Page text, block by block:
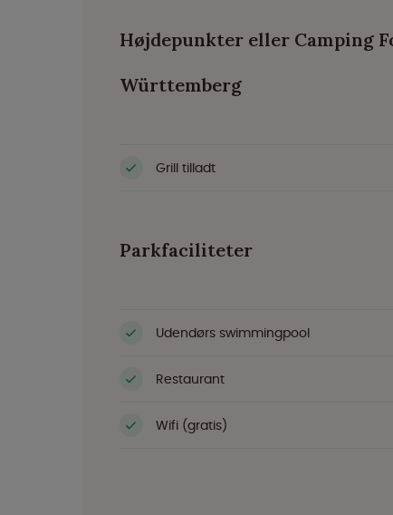
Højdepunkter eller Camping
Württemberg
Grill tilladt
Parkfaciliteter
Udendørs swimmingpool
Restaurant
Wifi (gratis)